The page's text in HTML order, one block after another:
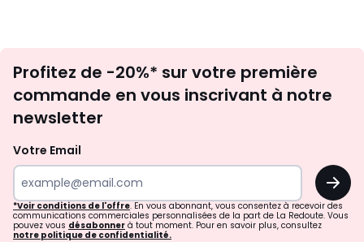
newsletter
Profitez de -20%* sur votre première
commande en vous inscrivant à notre
newsletter
Votre Email
OK
*Voir conditions de l'offre. En vous abonnant, vous consentez à recevoir des
communications commerciales personnalisées de la part de La Redoute. Vous
pouvez vous désabonner à tout moment. Pour en savoir plus, consultez
notre politique de confidentialité.